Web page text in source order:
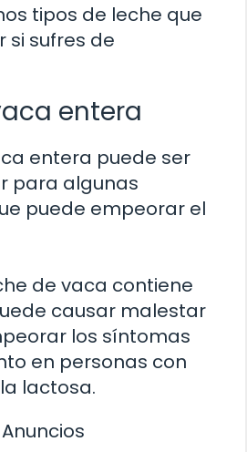
tipos de leche que
si sufres de
entera
entera puede ser
para algunas
puede empeorar el
de vaca contiene
causar malestar
los síntomas
en personas con
lactosa.
Anuncios